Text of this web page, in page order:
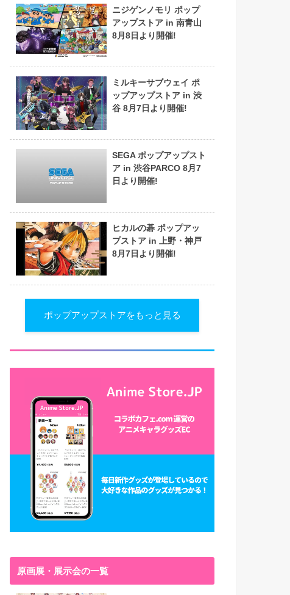
ニジゲンノモリ ポップ
アップストア in 南青山
8月8日より開催!
ミルキーサブウェイ ポ
ップアップストア in 渋
谷 8月7日より開催!
SEGA ポップアップスト
ア in 渋谷PARCO 8月7
日より開催!
ヒカルの碁 ポップアッ
プストア in 上野・神戸
8月7日より開催!
ポップアップストアをもっと見る
原画展・展示会の一覧